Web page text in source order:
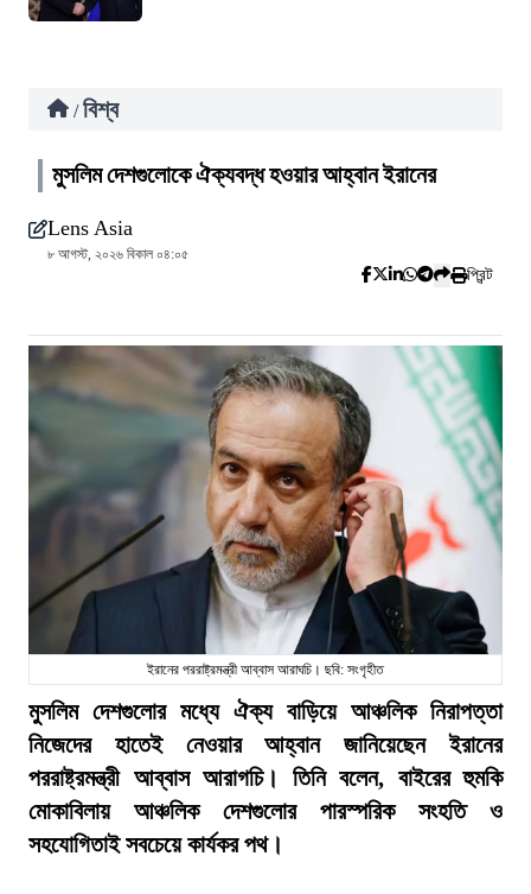
/ বিশ্ব
মুসলিম দেশগুলোকে ঐক্যবদ্ধ হওয়ার আহ্বান ইরানের
Lens Asia
৮ আগস্ট, ২০২৬ বিকাল ০৪:০৫
প্রিন্ট
ইরানের পররাষ্ট্রমন্ত্রী আব্বাস আরাঘচি। ছবি: সংগৃহীত
মুসলিম দেশগুলোর মধ্যে ঐক্য বাড়িয়ে আঞ্চলিক নিরাপত্তা
নিজেদের হাতেই নেওয়ার আহ্বান জানিয়েছেন ইরানের
পররাষ্ট্রমন্ত্রী আব্বাস আরাগচি। তিনি বলেন, বাইরের হুমকি
মোকাবিলায় আঞ্চলিক দেশগুলোর পারস্পরিক সংহতি ও
সহযোগিতাই সবচেয়ে কার্যকর পথ।